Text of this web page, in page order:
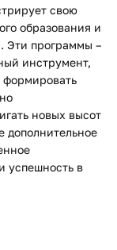
свою
образования и
Эти программы –
инструмент,
новых высот
дополнительное
успешность в